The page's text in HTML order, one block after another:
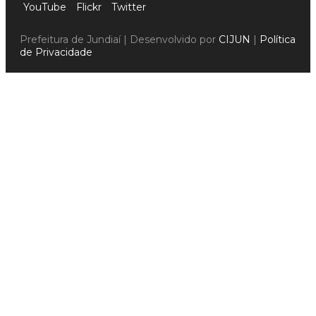
YouTube
Flickr Twitter
Prefeitura de Jundiaí | Desenvolvido por CIJUN | Política
de Privacidade